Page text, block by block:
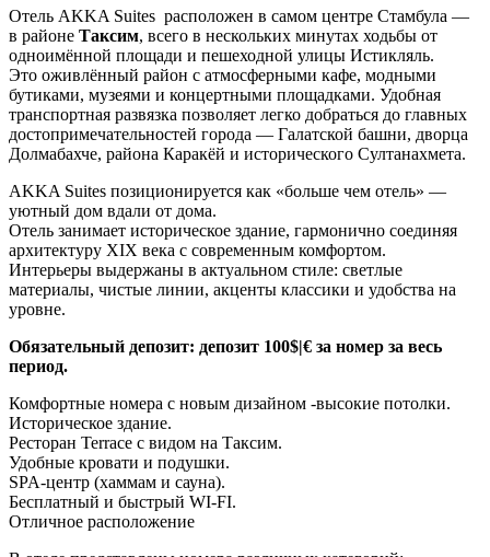
Отель AKKA Suites расположен в самом центре Стамбула —
в районе Таксим, всего в нескольких минутах ходьбы от
одноимённой площади и пешеходной улицы Истикляль.
Это оживлённый район с атмосферными кафе, модными
бутиками, музеями и концертными площадками. Удобная
транспортная развязка позволяет легко добраться до главных
достопримечательностей города — Галатской башни, дворца
Долмабахче, района Каракёй и исторического Султанахмета.
AKKA Suites позиционируется как «больше чем отель» —
уютный дом вдали от дома.
Отель занимает историческое здание, гармонично соединяя
архитектуру XIX века с современным комфортом.
Интерьеры выдержаны в актуальном стиле: светлые
материалы, чистые линии, акценты классики и удобства на
уровне.
Обязательный депозит: депозит 100$|€ за номер за весь
период.
Комфортные номера с новым дизайном -высокие потолки.
Историческое здание.
Ресторан Terrace с видом на Таксим.
Удобные кровати и подушки.
SPA-центр (хаммам и сауна).
Бесплатный и быстрый WI-FI.
Отличное расположение